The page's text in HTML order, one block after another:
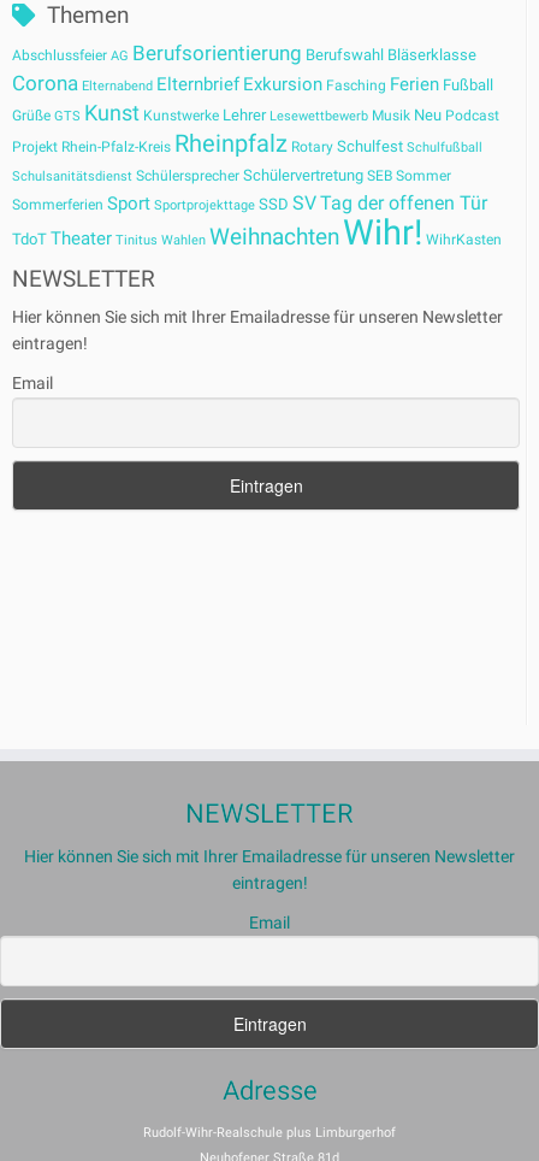
Themen
Abschlussfeier AG Berufsorientierung Berufswahl Bläserklasse
Corona Elternabend Elternbrief Exkursion Fasching Ferien Fußball
Grüße GTS Kunst Kunstwerke Lehrer Lesewettbewerb Musik Neu Podcast
Projekt Rhein-Pfalz-Kreis Rheinpfalz Rotary Schulfest Schulfußball
Schulsanitätsdienst Schülersprecher Schülervertretung SEB Sommer
Sommerferien Sport Sportprojekttage SSD SVTag der offenen Tür
TdoT Theater Tinitus Wahlen WeihnachtenWihr! WihrKasten
NEWSLETTER
Hier können Sie sich mit Ihrer Emailadresse für unseren Newsletter
eintragen!
Email
NEWSLETTER
Hier können Sie sich mit Ihrer Emailadresse für unseren Newsletter
eintragen!
Email
Adresse
Rudolf-Wihr-Realschule plus Limburgerhof